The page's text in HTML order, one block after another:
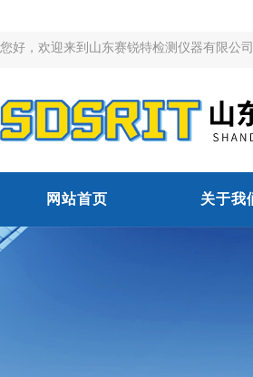
您好，欢迎来到山东赛锐特检测仪器有限公司
网站首页 关于我